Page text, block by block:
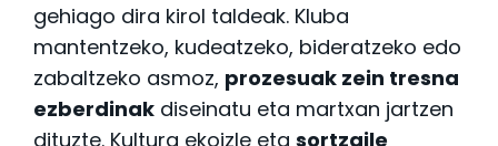
gehiago dira kirol taldeak. Kluba
mantentzeko, kudeatzeko, bideratzeko edo
zabaltzeko asmoz, prozesuak zein tresna
ezberdinak diseinatu eta martxan jartzen
dituzte. Kultura ekoizle etasortzaile